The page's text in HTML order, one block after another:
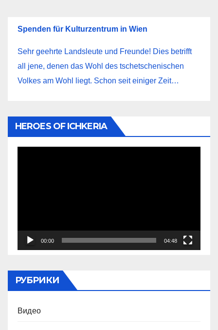
Spenden für Kulturzentrum in Wien
Sehr geehrte Landsleute und Freunde! Dies betrifft
all jene, denen das Wohl des tschetschenischen
Volkes am Wohl liegt. Schon seit einiger Zeit…
HEROES OF ICHKERIA
00:00 04:48
РУБРИКИ
Видео